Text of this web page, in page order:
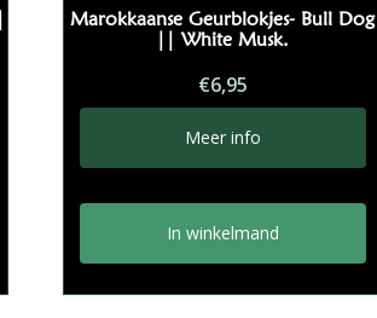
Marokkaanse Geurblokjes- Bull Dog
|| White Musk.
€6,95
Meer info
In winkelmand